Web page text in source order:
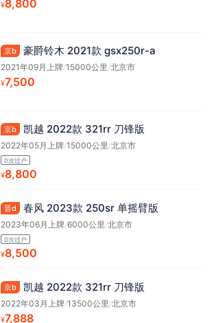
¥8,800
京b 豪爵铃木 2021款 gsx250r-a
2021年09月上牌/15000公里/北京市
¥7,500
京b 凯越 2022款 321rr 刀锋版
2022年05月上牌/15000公里/北京市
0次过户
¥8,800
晋d 春风 2023款 250sr 单摇臂版
2023年06月上牌/6000公里/北京市
0次过户
¥8,500
京b 凯越 2022款 321rr 刀锋版
2022年03月上牌/13500公里/北京市
¥7,888